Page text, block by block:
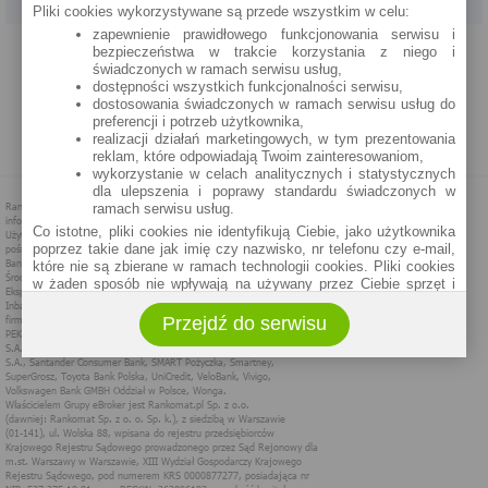
PROGRAM PARTNERSKI O NAS REKLAMA REGULAMIN
POLITYKA PRYWATNOŚCI POLITYKA COOKIES ZASADY PLASOWANIA
Pliki cookies wykorzystywane są przede wszystkim w celu:
zapewnienie prawidłowego funkcjonowania serwisu i
bezpieczeństwa w trakcie korzystania z niego i
świadczonych w ramach serwisu usług,
dostępności wszystkich funkcjonalności serwisu,
dostosowania świadczonych w ramach serwisu usług do
preferencji i potrzeb użytkownika,
realizacji działań marketingowych, w tym prezentowania
reklam, które odpowiadają Twoim zainteresowaniom,
wykorzystanie w celach analitycznych i statystycznych
dla ulepszenia i poprawy standardu świadczonych w
ramach serwisu usług.
Co istotne, pliki cookies nie identyfikują Ciebie, jako użytkownika
poprzez takie dane jak imię czy nazwisko, nr telefonu czy e-mail,
które nie są zbierane w ramach technologii cookies. Pliki cookies
w żaden sposób nie wpływają na używany przez Ciebie sprzęt i
Zakres wykorzystywania plików cookies możliwy jest do
określenia w ustawieniach przeglądarki każdego użytkownika. Bez
wprowadzenia zmian ustawień, informacje w plikach cookies mogą
być zapisywane w pamięci Twojego urządzenia.
Administratorem danych pozyskiwanych w technologii cookies jest
spółka Rankomat.pl Sp. z o.o. (dawniej: Rankomat Sp. z o. o. Sp.
k.) z siedzibą w Warszawie, ul. Wolska 88, 01 - 141 Warszawa.
Możesz jako użytkownik w każdym czasie skontaktować się z
administratorem pod adresem bok@ebroker.pl, jak również wyrazić
Przejdź do serwisu